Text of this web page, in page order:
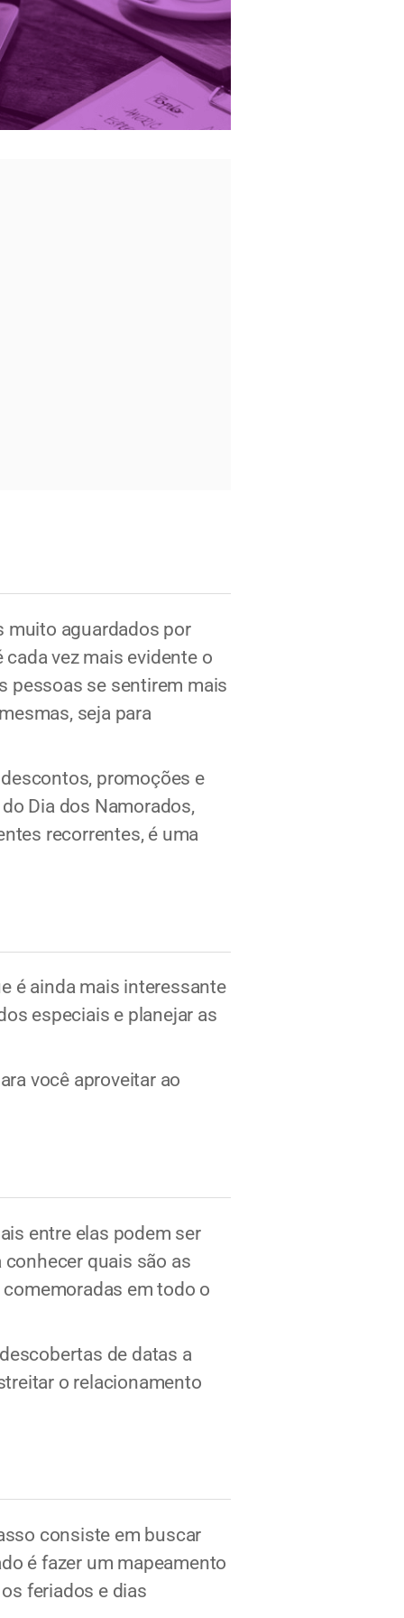
muito aguardados por
vez mais evidente o
pessoas se sentirem mais
seja para
promoções e
Dia dos Namorados,
recorrentes, é uma
é ainda mais interessante
especiais e planejar as
você aproveitar ao
entre elas podem ser
quais são as
em todo o
de datas a
o relacionamento
consiste em buscar
é fazer um mapeamento
feriados e dias